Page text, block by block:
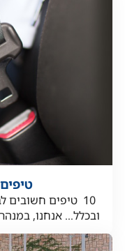
10 טיפים
ובכלל… אנחנו,